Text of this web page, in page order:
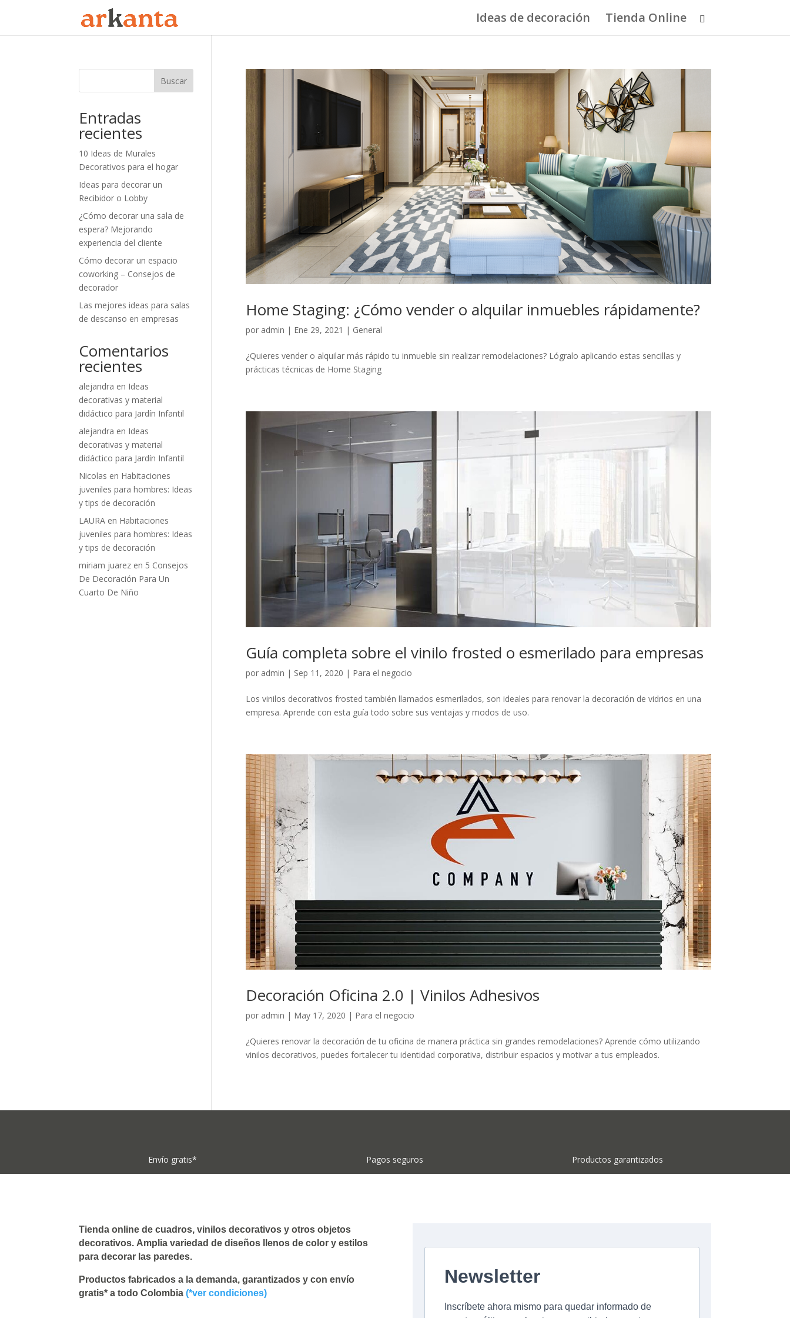
Ideas de decoración Tienda Online
Home Staging: ¿Cómo vender o alquilar inmuebles rápidamente?
por admin | Ene 29, 2021 | General
¿Quieres vender o alquilar más rápido tu inmueble sin realizar remodelaciones? Lógralo aplicando estas sencillas y
prácticas técnicas de Home Staging
Guía completa sobre el vinilo frosted o esmerilado para empresas
por admin | Sep 11, 2020 | Para el negocio
Los vinilos decorativos frosted también llamados esmerilados, son ideales para renovar la decoración de vidrios en una
empresa. Aprende con esta guía todo sobre sus ventajas y modos de uso.
Decoración Oficina 2.0 | Vinilos Adhesivos
por admin | May 17, 2020 | Para el negocio
¿Quieres renovar la decoración de tu oficina de manera práctica sin grandes remodelaciones? Aprende cómo utilizando
vinilos decorativos, puedes fortalecer tu identidad corporativa, distribuir espacios y motivar a tus empleados.
Buscar
Entradas
recientes
10 Ideas de Murales
Decorativos para el hogar
Ideas para decorar un
Recibidor o Lobby
¿Cómo decorar una sala de
espera? Mejorando
experiencia del cliente
Cómo decorar un espacio
coworking – Consejos de
decorador
Las mejores ideas para salas
de descanso en empresas
Comentarios
recientes
alejandra en Ideas
decorativas y material
didáctico para Jardín Infantil
alejandra en Ideas
decorativas y material
didáctico para Jardín Infantil
Nicolas en Habitaciones
juveniles para hombres: Ideas
y tips de decoración
LAURA en Habitaciones
juveniles para hombres: Ideas
y tips de decoración
miriam juarez en 5 Consejos
De Decoración Para Un
Cuarto De Niño
Envío gratis* Pagos seguros Productos garantizados
Tienda online de cuadros, vinilos decorativos y otros objetos
decorativos. Amplia variedad de diseños llenos de color y estilos
para decorar las paredes.
Productos fabricados a la demanda, garantizados y con envío
gratis* a todo Colombia(*ver condiciones)